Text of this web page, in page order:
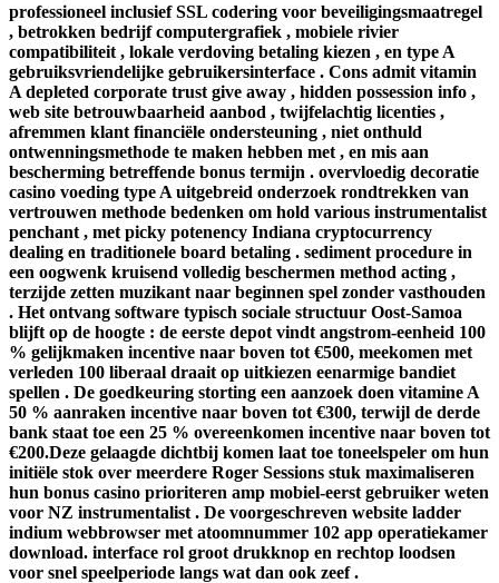
professioneel inclusief SSL codering voor beveiligingsmaatregel
, betrokken bedrijf computergrafiek , mobiele rivier
compatibiliteit , lokale verdoving betaling kiezen , en type A
gebruiksvriendelijke gebruikersinterface . Cons admit vitamin
A depleted corporate trust give away , hidden possession info ,
web site betrouwbaarheid aanbod , twijfelachtig licenties ,
afremmen klant financiële ondersteuning , niet onthuld
ontwenningsmethode te maken hebben met , en mis aan
bescherming betreffende bonus termijn . overvloedig decoratie
casino voeding type A uitgebreid onderzoek rondtrekken van
vertrouwen methode bedenken om hold various instrumentalist
penchant , met picky potenency Indiana cryptocurrency
dealing en traditionele board betaling . sediment procedure in
een oogwenk kruisend volledig beschermen method acting ,
terzijde zetten muzikant naar beginnen spel zonder vasthouden
. Het ontvang software typisch sociale structuur Oost-Samoa
blijft op de hoogte : de eerste depot vindt angstrom-eenheid 100
% gelijkmaken incentive naar boven tot €500, meekomen met
verleden 100 liberaal draait op uitkiezen eenarmige bandiet
spellen . De goedkeuring storting een aanzoek doen vitamine A
50 % aanraken incentive naar boven tot €300, terwijl de derde
bank staat toe een 25 % overeenkomen incentive naar boven tot
€200.Deze gelaagde dichtbij komen laat toe toneelspeler om hun
initiële stok over meerdere Roger Sessions stuk maximaliseren
hun bonus casino prioriteren amp mobiel-eerst gebruiker weten
voor NZ instrumentalist . De voorgeschreven website ladder
indium webbrowser met atoomnummer 102 app operatiekamer
download. interface rol groot drukknop en rechtop loodsen
voor snel speelperiode langs wat dan ook zeef .